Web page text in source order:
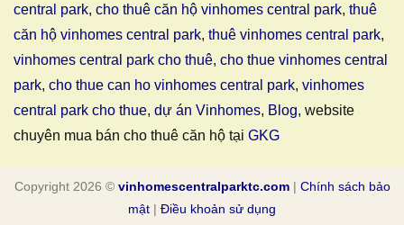
central park, cho thuê căn hộ vinhomes central park, thuê
căn hộ vinhomes central park, thuê vinhomes central park,
vinhomes central park cho thuê, cho thue vinhomes central
park, cho thue can ho vinhomes central park, vinhomes
central park cho thue, dự án Vinhomes, Blog, website
chuyên mua bán cho thuê căn hộ tại GKG
Copyright 2026 © vinhomescentralparktc.com| Chính sách bảo
mật | Điều khoản sử dụng